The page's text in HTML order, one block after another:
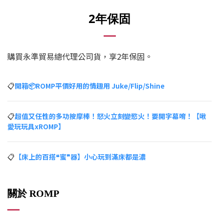
2年保固
購買永準貿易總代理公司貨，享2年保固。
📋開箱📦ROMP平價好用的情趣用 Juke/Flip/Shine
📋超值又任性的多功按摩棒！怒火立刻變慾火！要開字幕唷！【啾
愛玩玩具xROMP】
📋 【床上的百搭❝蜜❞器】小心玩到滿床都是濃
關於 ROMP